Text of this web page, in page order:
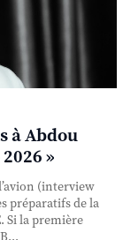
à Abdou
»
(interview
préparatifs de la
Si la première